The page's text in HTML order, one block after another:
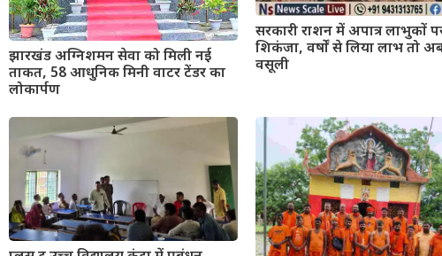
झारखंड अग्निशमन सेवा को मिली नई
ताकत, 58 आधुनिक मिनी वाटर टेंडर का
लोकार्पण
सरकारी राशन में अपात्र लाभुकों
शिकंजा, वर्षों से लिया लाभ तो
वसूली